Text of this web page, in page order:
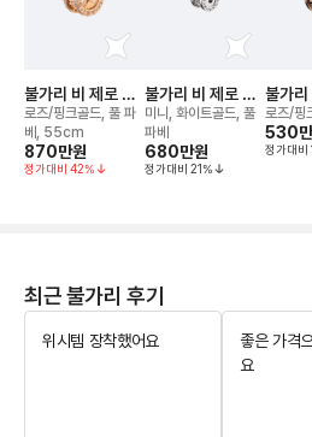
불가리 비 제로 원
네크리스
로즈/핑크골드, 풀 파
베, 55cm
870만원
정가대비 42%
불가리 비 제로 원
네크리스
미니, 화이트골드, 풀
파베
680만원
정가대비 21%
불가리
(체인
네크리
로즈/핑
530만
정가대비
최근 불가리 후기
위시템 장착했어요
좋은 가격
요